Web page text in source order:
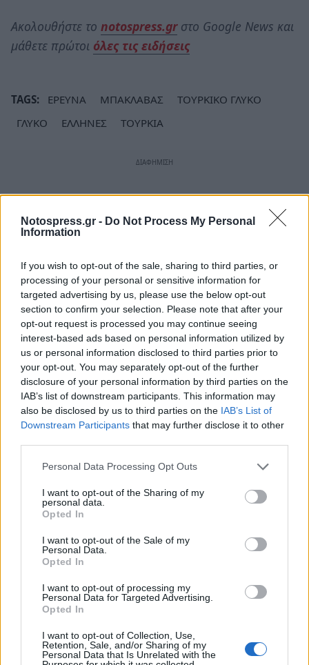
Notospress.gr - Do Not Process My Personal
Information
If you wish to opt-out of the sale, sharing to third parties, or
processing of your personal or sensitive information for
targeted advertising by us, please use the below opt-out
section to confirm your selection. Please note that after your
opt-out request is processed you may continue seeing
interest-based ads based on personal information utilized by
us or personal information disclosed to third parties prior to
your opt-out. You may separately opt-out of the further
disclosure of your personal information by third parties on the
IAB’s list of downstream participants. This information may
also be disclosed by us to third parties on the IAB’s List of
Downstream Participants that may further disclose it to other
Personal Data Processing Opt Outs
I want to opt-out of the Sharing of my
personal data.
Opted In
I want to opt-out of the Sale of my
Personal Data.
Opted In
I want to opt-out of processing my
Personal Data for Targeted Advertising.
Opted In
I want to opt-out of Collection, Use,
Retention, Sale, and/or Sharing of my
Personal Data that Is Unrelated with the
Ακολουθήστε το notospress.grστο Google News και
μάθετε πρώτοι όλες τις ειδήσεις
TAGS: ΕΡΕΥΝΑ ΜΠΑΚΛΑΒΑΣ
ΤΟΥΡΚΙΚΟ ΓΛΥΚΟ
ΓΛΥΚΟ
ΕΛΛΗΝΕΣ ΤΟΥΡΚΙΑ
Σχετικά Άρθρα